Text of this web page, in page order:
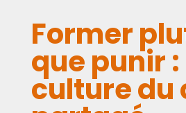
Former
que punir :
culture du